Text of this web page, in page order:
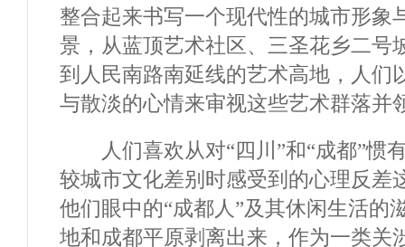
整合起来书写一个现代性的城市形象
景，从蓝顶艺术社区、三圣花乡二号
到人民南路南延线的艺术高地，人们
与散淡的心情来审视这些艺术群落并
人们喜欢从对“四川”和“成都”惯
较城市文化差别时感受到的心理反差
他们眼中的“成都人”及其休闲生活的
地和成都平原剥离出来，作为一类关